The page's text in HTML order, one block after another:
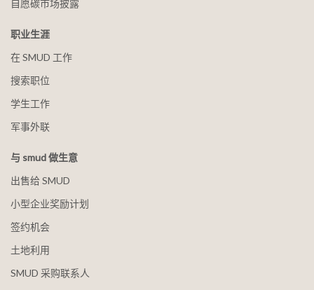
自愿碳市场披露
职业生涯
在 SMUD 工作
搜索职位
学生工作
军事外联
与 smud 做生意
出售给 SMUD
小型企业奖励计划
签约机会
土地利用
SMUD 采购联系人